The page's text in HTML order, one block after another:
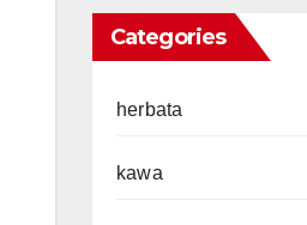
Categories
herbata
kawa